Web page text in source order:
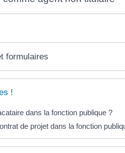
formulaires
!
dans la fonction publique ?
de projet dans la fonction